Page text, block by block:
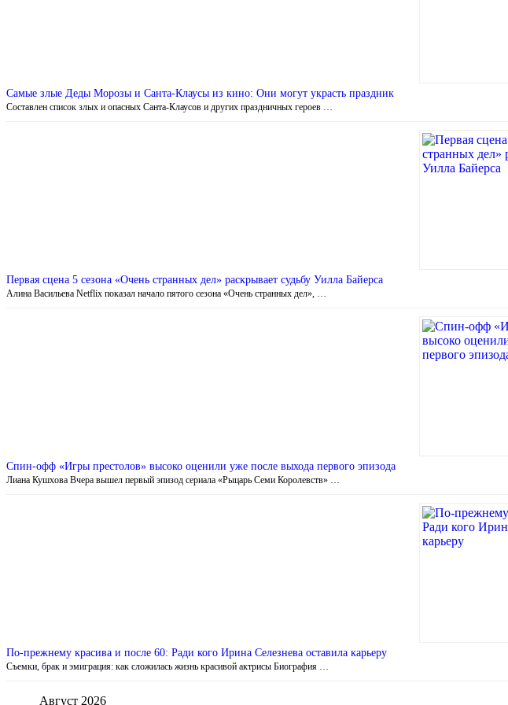
Самые злые Деды Морозы и Санта-Клаусы из кино: Они могут украсть праздник
Составлен список злых и опасных Санта-Клаусов и других праздничных героев …
Первая сцена 5 сезона «Очень странных дел» раскрывает судьбу Уилла Байерса
Алина Васильева Netflix показал начало пятого сезона «Очень странных дел», …
Cпин-офф «Игры престолов» высоко оценили уже после выхода первого эпизода
Лиана Кушхова Вчера вышел первый эпизод сериала «Рыцарь Семи Королевств» …
По-прежнему красива и после 60: Ради кого Ирина Селезнева оставила карьеру
Съемки, брак и эмиграция: как сложилась жизнь красивой актрисы Биография …
Август 2026